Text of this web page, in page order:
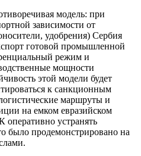
модель: при
зависимости от
удобрения) Сербия
готовой промышленной
режим и
мощности
этой модели будет
к санкционным
маршруты и
на емком евразийском
устранять
было продемонстрировано на